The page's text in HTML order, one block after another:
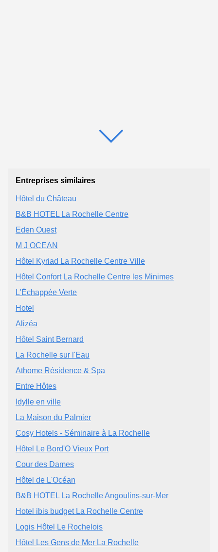
Entreprises similaires
Hôtel du Château
B&B HOTEL La Rochelle Centre
Eden Ouest
M J OCEAN
Hôtel Kyriad La Rochelle Centre Ville
Hôtel Confort La Rochelle Centre les Minimes
L'Échappée Verte
Hotel
Alizéa
Hôtel Saint Bernard
La Rochelle sur l'Eau
Athome Résidence & Spa
Entre Hôtes
Idylle en ville
La Maison du Palmier
Cosy Hotels - Séminaire à La Rochelle
Hôtel Le Bord'O Vieux Port
Cour des Dames
Hôtel de L'Océan
B&B HOTEL La Rochelle Angoulins-sur-Mer
Hotel ibis budget La Rochelle Centre
Logis Hôtel Le Rochelois
Hôtel Les Gens de Mer La Rochelle